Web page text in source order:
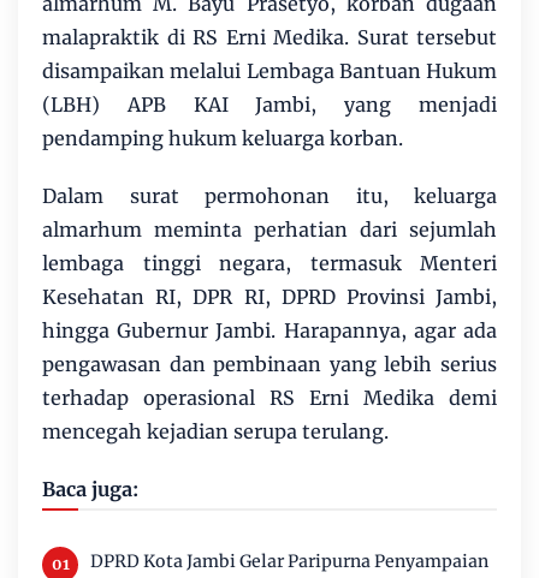
malapraktik di RS Erni Medika. Surat tersebut
disampaikan melalui Lembaga Bantuan Hukum
(LBH) APB KAI Jambi, yang menjadi
pendamping hukum keluarga korban.
Dalam surat permohonan itu, keluarga
almarhum meminta perhatian dari sejumlah
lembaga tinggi negara, termasuk Menteri
Kesehatan RI, DPR RI, DPRD Provinsi Jambi,
hingga Gubernur Jambi. Harapannya, agar ada
pengawasan dan pembinaan yang lebih serius
terhadap operasional RS Erni Medika demi
mencegah kejadian serupa terulang.
Baca juga:
DPRD Kota Jambi Gelar Paripurna Penyampaian